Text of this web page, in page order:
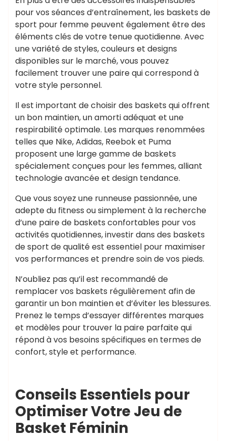
pour vos séances d’entraînement, les baskets de
sport pour femme peuvent également être des
éléments clés de votre tenue quotidienne. Avec
une variété de styles, couleurs et designs
disponibles sur le marché, vous pouvez
facilement trouver une paire qui correspond à
votre style personnel.
Il est important de choisir des baskets qui offrent
un bon maintien, un amorti adéquat et une
respirabilité optimale. Les marques renommées
telles que Nike, Adidas, Reebok et Puma
proposent une large gamme de baskets
spécialement conçues pour les femmes, alliant
technologie avancée et design tendance.
Que vous soyez une runneuse passionnée, une
adepte du fitness ou simplement à la recherche
d’une paire de baskets confortables pour vos
activités quotidiennes, investir dans des baskets
de sport de qualité est essentiel pour maximiser
vos performances et prendre soin de vos pieds.
N’oubliez pas qu’il est recommandé de
remplacer vos baskets régulièrement afin de
garantir un bon maintien et d’éviter les blessures.
Prenez le temps d’essayer différentes marques
et modèles pour trouver la paire parfaite qui
répond à vos besoins spécifiques en termes de
confort, style et performance.
Conseils Essentiels pour
Optimiser Votre Jeu de
Basket Féminin